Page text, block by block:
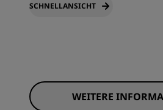
SCHNELLANSICHT
WEITERE